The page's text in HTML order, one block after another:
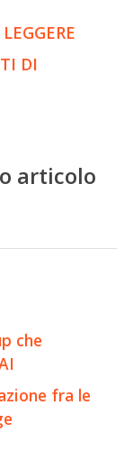
DI
articolo
che
fra le